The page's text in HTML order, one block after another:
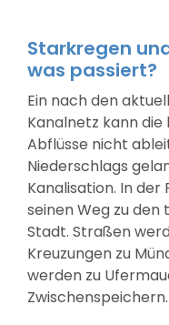
Starkregen
was passiert?
Ein nach den
Kanalnetz kann
Abflüsse nicht
Niederschlags
Kanalisation. In der
seinen Weg zu
Stadt. Straßen
Kreuzungen zu
werden zu
Zwischenspeichern.